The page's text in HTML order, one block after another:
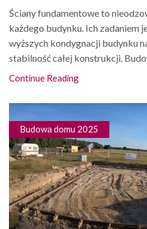
Ściany fundamentowe to
każdego budynku. Ich zadaniem
wyższych kondygnacji budynku
stabilność całej konstrukcji.
Continue Reading
Budowa domu 2025